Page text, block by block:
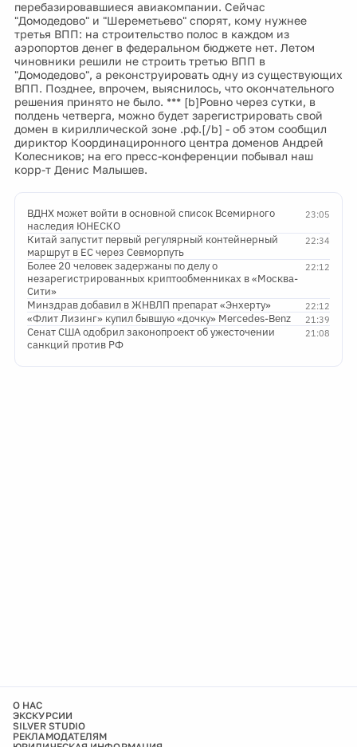
перебазировавшиеся авиакомпании. Сейчас
"Домодедово" и "Шереметьево" спорят, кому нужнее
третья ВПП: на строительство полос в каждом из
аэропортов денег в федеральном бюджете нет. Летом
чиновники решили не строить третью ВПП в
"Домодедово", а реконструировать одну из существующих
ВПП. Позднее, впрочем, выяснилось, что окончательного
решения принято не было. *** [b]Ровно через сутки, в
полдень четверга, можно будет зарегистрировать свой
домен в кириллической зоне .рф.[/b] - об этом сообщил
дириктор Координациронного центра доменов Андрей
Колесников; на его пресс-конференции побывал наш
корр-т Денис Малышев.
23:05
ВДНХ может войти в основной список Всемирного
наследия ЮНЕСКО
22:34
Китай запустит первый регулярный контейнерный
маршрут в ЕС через Севморпуть
22:12
Более 20 человек задержаны по делу о
незарегистрированных криптообменниках в «Москва-
Сити»
22:12
Минздрав добавил в ЖНВЛП препарат «Энхерту»
21:39
«Флит Лизинг» купил бывшую «дочку» Mercedes-Benz
21:08
Сенат США одобрил законопроект об ужесточении
санкций против РФ
О НАС
ЭКСКУРСИИ
SILVER STUDIO
РЕКЛАМОДАТЕЛЯМ